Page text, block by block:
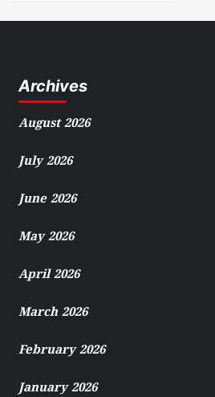
Archives
August 2026
July 2026
June 2026
May 2026
April 2026
March 2026
February 2026
January 2026